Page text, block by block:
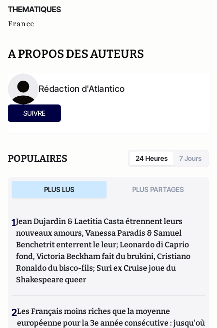
THEMATIQUES
France
A PROPOS DES AUTEURS
Rédaction d'Atlantico
SUIVRE
POPULAIRES 24 Heures 7 Jours
PLUS LUS PLUS PARTAGES
1Jean Dujardin & Laetitia Casta étrennent leurs
nouveaux amours, Vanessa Paradis & Samuel
Benchetrit enterrent le leur; Leonardo di Caprio
fond, Victoria Beckham fait du brukini, Cristiano
Ronaldo du bisco-fils; Suri ex Cruise joue du
Shakespeare queer
2Les Français moins riches que la moyenne
européenne pour la 3e année consécutive : jusqu'où